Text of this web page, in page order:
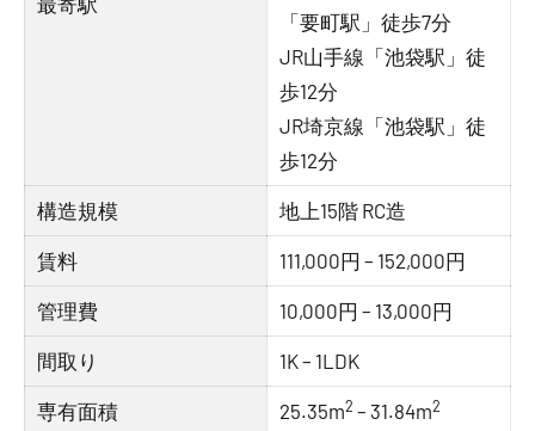
「要町駅」徒歩7分
JR山手線「池袋駅」徒
歩12分
JR埼京線「池袋駅」徒
歩12分
構造規模 地上15階 RC造
賃料 111,000円 – 152,000円
管理費 10,000円 – 13,000円
間取り 1K – 1LDK
専有面積 25.35m2 – 31.84m2